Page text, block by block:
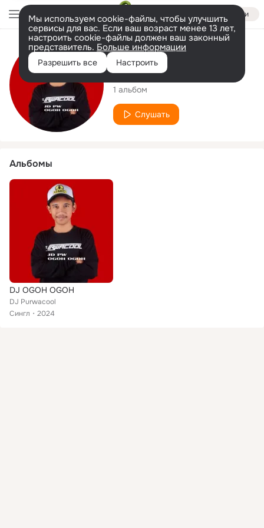
Войти
Мы используем cookie-файлы, чтобы улучшить
сервисы для вас. Если ваш возраст менее 13 лет,
настроить cookie-файлы должен ваш законный
представитель. Больше информации
Разрешить все Настроить
Исполнитель
DJ Purwacool
1 альбом
Слушать
Альбомы
DJ OGOH OGOH
DJ Purwacool
Сингл
2024